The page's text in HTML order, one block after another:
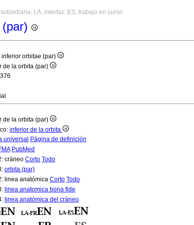
LA, interfaz: ES, trabajo en curso
inferior orbitae (par)
de la orbita (par)
de la orbita (par)
inferior de la orbita
universal Página de definición
PubMed
cráneo Corto Todo
orbita (par)
linea anatómica Corto Todo
linea anatomica bona fide
linea anatómica del cráneo